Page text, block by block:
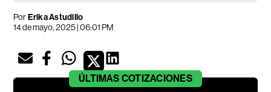
PorErika Astudillo
14 de mayo, 2025 | 06:01 PM
ÚLTIMAS COTIZACIONES